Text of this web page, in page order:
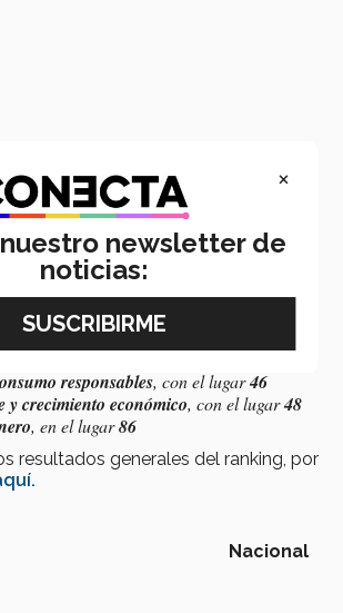
se generó un ranking global que
de 4 de los ODS:
para lograr los objetivos
todas las universidades.
evaluados de cada universidad(se
en mínimo 4 y en máximo 11 ODS).
Objetivos de Desarrollo Sostenible:
, obtuvo el lugar
responsables, con el lugar46
y crecimiento económico, con el lugar48
, en el lugar86
resultados generales del ranking, por
Nacional
×
newsletter de
noticias: